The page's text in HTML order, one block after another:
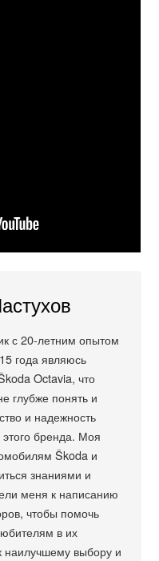
с 20-летним опытом
года являюсь
Octavia, что
глубже понять и
и надежность
бренда. Моя
Škoda и
знаниями и
меня к написанию
чтобы помочь
в их
наилучшему выбору и